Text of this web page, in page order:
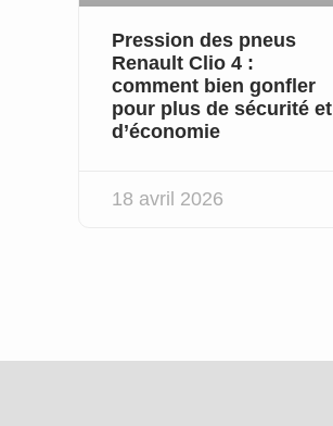
Pression des pneus
Renault Clio 4 :
comment bien gonfler
pour plus de sécurité et
d’économie
18 avril 2026